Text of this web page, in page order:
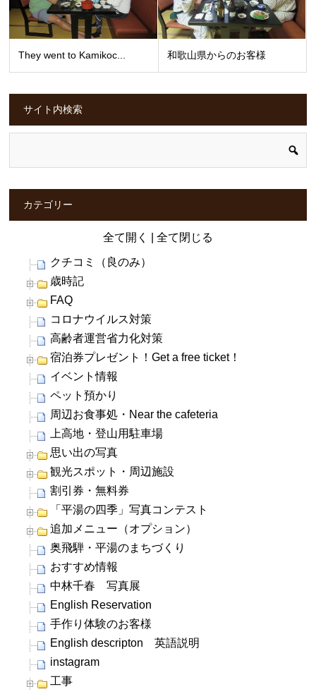
They went to Kamikoc... 和歌山県からのお客様
サイト内検索
カテゴリー
全て開く 全て閉じる
クチコミ（良のみ）
歳時記
FAQ
コロナウイルス対策
高齢者運営省力化対策
宿泊券プレゼント！Get a free ticket！
イベント情報
ペット預かり
周辺お食事処・Near the cafeteria
上高地・登山用駐車場
思い出の写真
観光スポット・周辺施設
割引券・無料券
「平湯の四季」写真コンテスト
追加メニュー（オプション）
奥飛騨・平湯のまちづくり
おすすめ情報
中林千春 写真展
English Reservation
手作り体験のお客様
English descripton 英語説明
instagram
工事